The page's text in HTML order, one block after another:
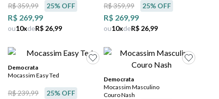
R$ 269,99
R$ 359,99 25% OFF
ou10xdeR$ 26,99
R$ 269,99
R$ 359,99 25% OFF
ou10xdeR$ 26,99
Democrata
Mocassim Easy Ted
R$ 239,99 25% OFF
Democrata
Mocassim Masculino
Couro Nash
8º jeans
10 chinelo